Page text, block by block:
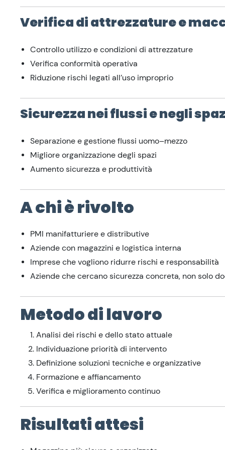
Verifica di attrezzature e
Controllo utilizzo e condizioni di attrezzature
Verifica conformità operativa
Riduzione rischi legati all’uso improprio
Sicurezza nei flussi e negli
Separazione e gestione flussi uomo–mezzo
Migliore organizzazione degli spazi
Aumento sicurezza e produttività
A chi è rivolto
PMI manifatturiere e distributive
Aziende con magazzini e logistica interna
Imprese che vogliono ridurre rischi e responsabilità
Aziende che cercano sicurezza concreta, non solo
Metodo di lavoro
Analisi dei rischi e dello stato attuale
Individuazione priorità di intervento
Definizione soluzioni tecniche e organizzative
Formazione e affiancamento
Verifica e miglioramento continuo
Risultati attesi